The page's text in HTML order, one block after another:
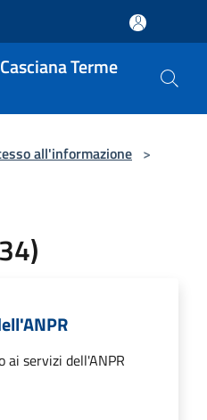
Terme
all'informazione >
ai servizi dell'ANPR